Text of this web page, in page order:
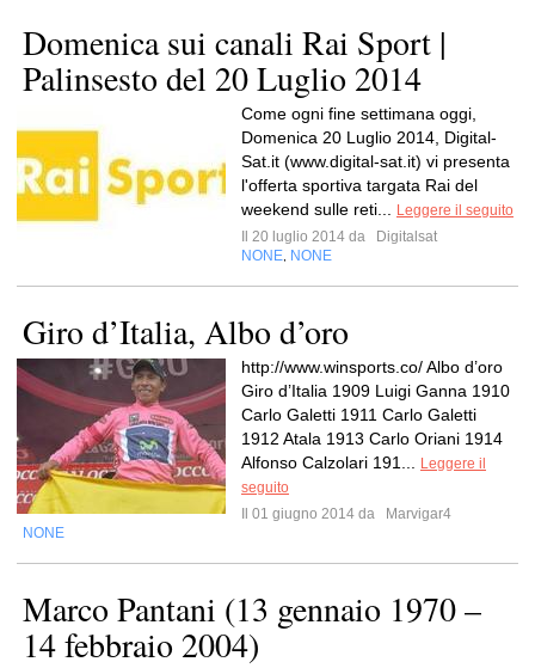
Domenica sui canali Rai Sport |
Palinsesto del 20 Luglio 2014
Come ogni fine settimana oggi,
Domenica 20 Luglio 2014, Digital-
Sat.it (www.digital-sat.it) vi presenta
l'offerta sportiva targata Rai del
weekend sulle reti...
Leggere il seguito
Il 20 luglio 2014 da
Digitalsat
NONE NONE
Giro d’Italia, Albo d’oro
http://www.winsports.co/ Albo d’oro
Giro d’Italia 1909 Luigi Ganna 1910
Carlo Galetti 1911 Carlo Galetti
1912 Atala 1913 Carlo Oriani 1914
Alfonso Calzolari 191...
Leggere il
seguito
Il 01 giugno 2014 da
Marvigar4
NONE
Marco Pantani (13 gennaio 1970 –
14 febbraio 2004)